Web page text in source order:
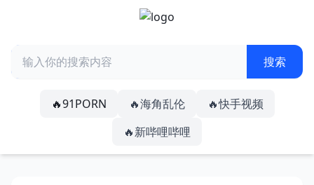
🔥91PORN 🔥海角乱伦
🔥快手视频
🔥新哔哩哔哩